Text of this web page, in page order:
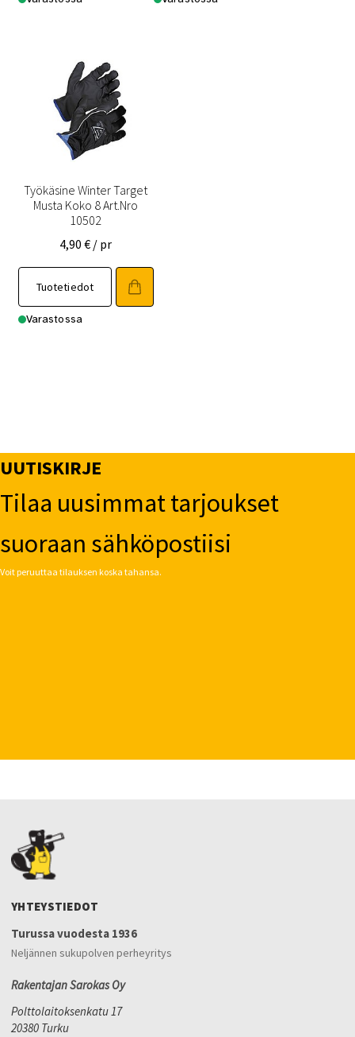
Työkäsine Winter Target
Musta Koko 8 Art.Nro
10502
4,90€ / pr
Tuotetiedot
Varastossa
UUTISKIRJE
Tilaa uusimmat tarjoukset
suoraan sähköpostiisi
Voit peruuttaa tilauksen koska tahansa.
YHTEYSTIEDOT
Turussa vuodesta 1936
Neljännen sukupolven perheyritys
Rakentajan Sarokas Oy
Polttolaitoksenkatu 17
20380 Turku